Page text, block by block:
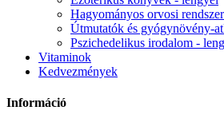
Hagyományos orvosi
Útmutatók és gyógynövény-
Pszichedelikus irodalom -
Vitaminok
Kedvezmények
Információ